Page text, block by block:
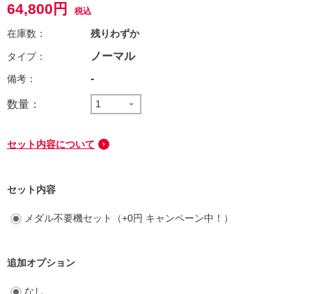
64,800 税込
残りわずか
ノーマル
-
セット内容について
セット内容
メダル不要機セット（+0円 キャンペーン中！）
追加オプション
なし